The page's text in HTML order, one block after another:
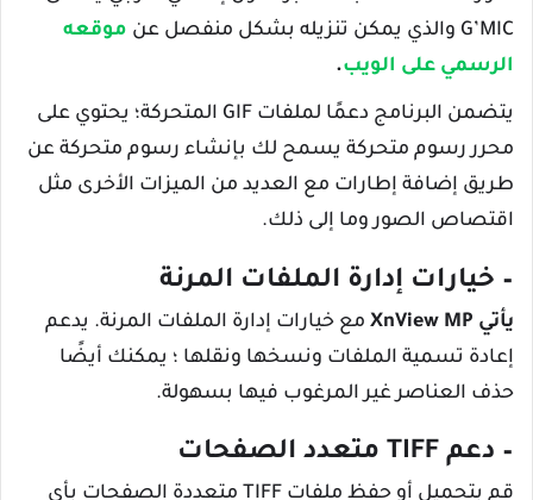
G’MIC والذي يمكن تنزيله بشكل منفصل عن
موقعه
الرسمي على الويب.
يتضمن البرنامج دعمًا لملفات GIF المتحركة؛ يحتوي على
محرر رسوم متحركة يسمح لك بإنشاء رسوم متحركة عن
طريق إضافة إطارات مع العديد من الميزات الأخرى مثل
اقتصاص الصور وما إلى ذلك.
– خيارات إدارة الملفات المرنة
يأتي XnView MP
مع خيارات إدارة الملفات المرنة. يدعم
إعادة تسمية الملفات ونسخها ونقلها ؛ يمكنك أيضًا
حذف العناصر غير المرغوب فيها بسهولة.
– دعم TIFF متعدد الصفحات
قم بتحميل أو حفظ ملفات TIFF متعددة الصفحات بأي